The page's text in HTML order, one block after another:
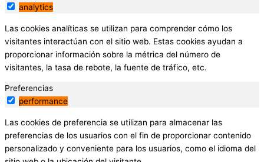
analytics
Las cookies analíticas se utilizan para comprender cómo los
visitantes interactúan con el sitio web. Estas cookies ayudan a
proporcionar información sobre la métrica del número de
visitantes, la tasa de rebote, la fuente de tráfico, etc.
Preferencias
performance
Las cookies de preferencia se utilizan para almacenar las
preferencias de los usuarios con el fin de proporcionar contenido
personalizado y conveniente para los usuarios, como el idioma del